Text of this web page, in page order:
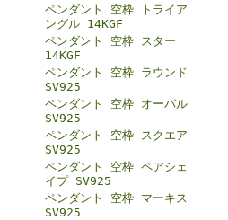
ペンダント 空枠 トライア
ングル 14KGF
ペンダント 空枠 スター
14KGF
ペンダント 空枠 ラウンド
SV925
ペンダント 空枠 オーバル
SV925
ペンダント 空枠 スクエア
SV925
ペンダント 空枠 ペアシェ
イプ SV925
ペンダント 空枠 マーキス
SV925